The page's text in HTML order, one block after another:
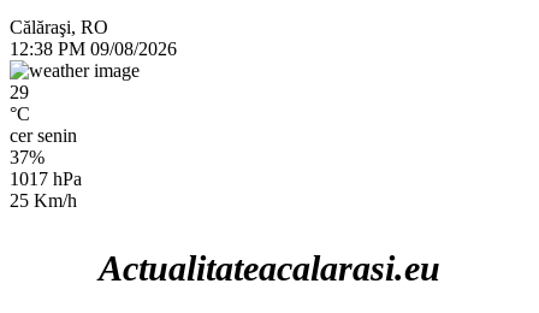
Călăraşi, RO
12:38 PM 09/08/2026
29
°C
cer senin
37%
1017 hPa
25 Km/h
Actualitateacalarasi.eu